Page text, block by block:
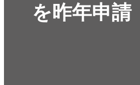
を昨年申請